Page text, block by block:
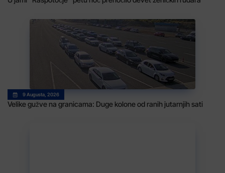
9 Augusta, 2026
Velike gužve na granicama: Duge kolone od ranih jutarnjih sati